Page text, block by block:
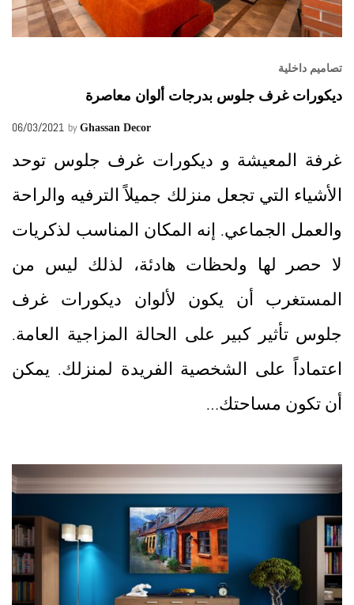
تصاميم داخلية
ديكورات غرف جلوس بدرجات ألوان معاصرة
06/03/2021 by Ghassan Decor
غرفة المعيشة و ديكورات غرف جلوس توحد
الأشياء التي تجعل منزلك جميلاً الترفيه والراحة
والعمل الجماعي. إنه المكان المناسب لذكريات
لا حصر لها ولحظات هادئة، لذلك ليس من
المستغرب أن يكون لألوان ديكورات غرف
جلوس تأثير كبير على الحالة المزاجية العامة.
اعتماداً على الشخصية الفريدة لمنزلك. يمكن
أن تكون مساحتك…